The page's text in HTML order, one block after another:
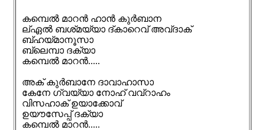
കമ്പെൽ മാറൻ ഹാൻ കുർബാന
ല്ഏൽ ബശ്‌മയ്യാ ദ്‌കാറെവ് അവ്‌ദാക്
ബ്‌ഹയ്മാനൂസാ
ബ്‌ലെമ്പാ ദക്‌യാ
കമ്പെൽ മാറൻ.....
അക് കുർബാനേ ദാവാഹാസാ
കേനേ ഗ്‌വയ്യാ നോഹ് വവ്റാഹം
വിസഹാക് ഉയാക്കോവ്
ഉയൗസേപ്പ് ദക്‌യാ
കമ്പെൽ മാറൻ.....